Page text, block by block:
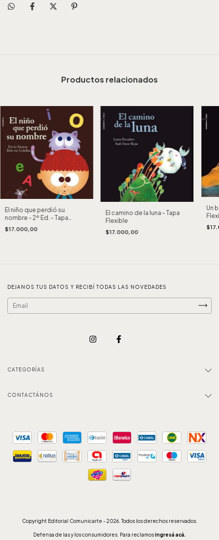
Productos relacionados
El niño que perdió su
nombre - 2º Ed. - Tapa
Flexible
$17.000,00
El camino de la luna - Tapa
Flexible
$17.000,00
Un
DEJANOS TUS DATOS Y RECIBÍ TODAS LAS NOVEDADES
CATEGORÍAS
CONTACTÁNOS
Copyright Editorial Comunicarte - 2026. Todos los derechos reservados.
Defensa de las y los consumidores. Para reclamosingresá acá.